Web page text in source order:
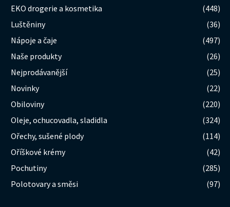
EKO drogerie a kosmetika
(448)
Luštěniny
(36)
Nápoje a čaje
(497)
Naše produkty
(26)
Nejprodávanější
(25)
Novinky
(22)
Obiloviny
(220)
Oleje, ochucovadla, sladidla
(324)
Ořechy, sušené plody
(114)
Oříškové krémy
(42)
Pochutiny
(285)
Polotovary a směsi
(97)